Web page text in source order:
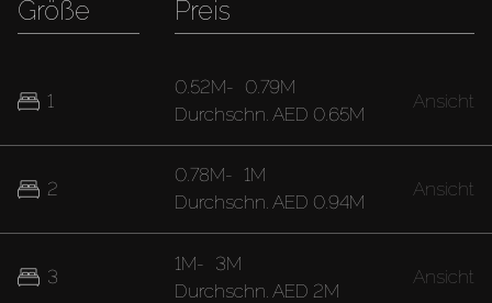
Größe
1
2
3
Preis
0.52M- 0.79M
Durchschn. AED 0.65M
Ansicht
0.78M- 1M
Durchschn. AED 0.94M
Ansicht
1M- 3M
Durchschn. AED 2M
Ansicht